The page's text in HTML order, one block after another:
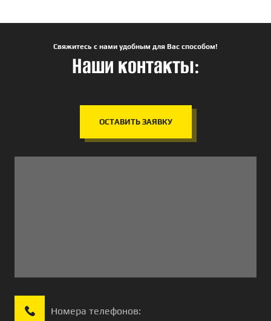
Свяжитесь с нами удобным для Вас способом!
Наши контакты:
ОСТАВИТЬ ЗАЯВКУ
Номера телефонов: